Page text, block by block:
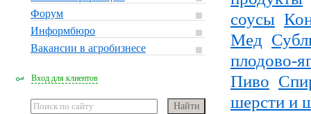
Форум
Информбюро
Вакансии в агробизнесе
Вход для клиентов
соусы
Мед
плодово-
Пиво
шерсти и